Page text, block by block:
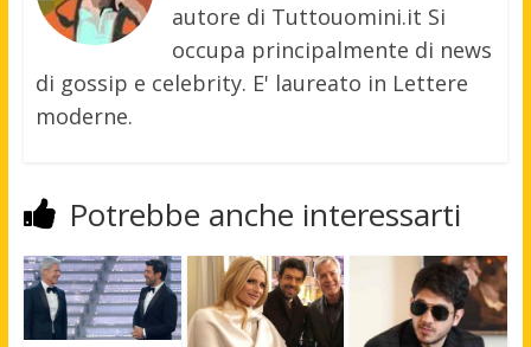
autore di Tuttouomini.it Si
occupa principalmente di news
di gossip e celebrity. E' laureato in Lettere
moderne.
Potrebbe anche interessarti